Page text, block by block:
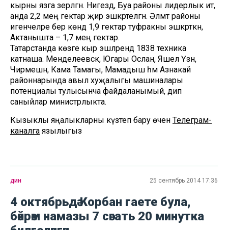
кырны язга әзерләгән. Нигездә, Буа районы лидерлык итә,
анда 2,2 мең гектар җир эшкәртелгән. Әлмәт районы
игенчеләре бер көндә 1,9 гектар туфракны эшкәрткән,
Актанышта – 1,7 мең гектар.
Татарстанда көзге кыр эшләрендә 1838 техника
катнаша. Менделеевск, Югары Ослан, Яшел Үзән,
Чирмешән, Кама Тамагы, Мамадыш һәм Азнакай
районнарында авыл хуҗалыгы машиналары
потенциалы тулысынча файдаланымый, дип
саныйлар министрлыкта.
Кызыклы яңалыкларны күзәтеп бару өчен Телеграм-
каналга язылыгыз
дин 25 сентябрь 2014 17:36
4 октябрьдә Корбан гаете була,
бәйрәм намазы 7 сәгать 20 минутка